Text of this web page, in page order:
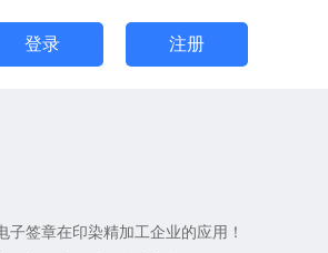
登录 注册
子签章在印染精加工企业的应用！